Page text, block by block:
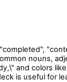
nouns,
and colors
is useful for